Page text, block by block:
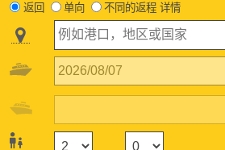
返回 单向 不同的返程 详情